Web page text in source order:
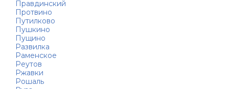
Правдинский
Протвино
Путилково
Пушкино
Пущино
Развилка
Раменское
Реутов
Ржавки
Рошаль